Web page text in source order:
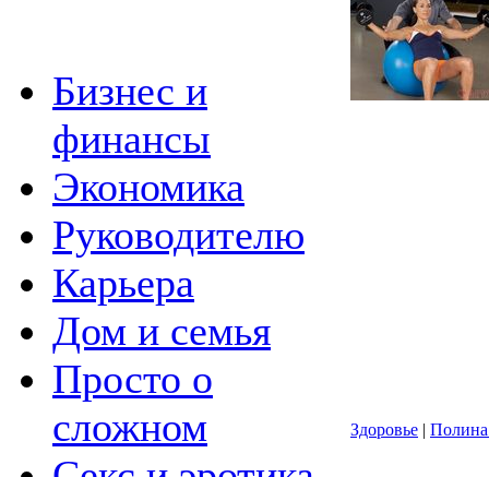
Бизнес и
финансы
Экономика
Руководителю
Карьера
Дом и семья
Просто о
сложном
Здоровье | Полина